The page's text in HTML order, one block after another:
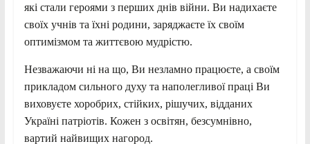
які стали героями з перших днів війни. Ви надихаєте
своїх учнів та їхні родини, заряджаєте їх своїм
оптимізмом та життєвою мудрістю.
Незважаючи ні на що, Ви незламно працюєте, а своїм
прикладом сильного духу та наполегливої праці Ви
виховуєте хоробрих, стійких, рішучих, відданих
Україні патріотів. Кожен з освітян, безсумнівно,
вартий найвищих нагород.